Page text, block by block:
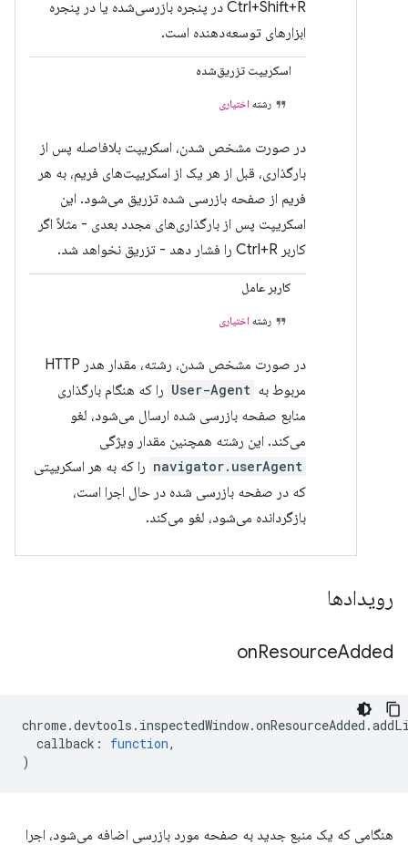
Ctrl+Shift+R در پنجره بازرسی‌شده یا در پنجره
ابزارهای توسعه‌دهنده است.
اسکریپت تزریق‌شده
رشته اختیاری
در صورت مشخص شدن، اسکریپت بلافاصله پس از
بارگذاری، قبل از هر یک از اسکریپت‌های فریم، به هر
فریم از صفحه بازرسی شده تزریق می‌شود. این
اسکریپت پس از بارگذاری‌های مجدد بعدی - مثلاً اگر
کاربر Ctrl+R را فشار دهد - تزریق نخواهد شد.
کاربر عامل
رشته اختیاری
در صورت مشخص شدن، رشته، مقدار هدر HTTP
مربوط به User-Agent را که هنگام بارگذاری
منابع صفحه بازرسی شده ارسال می‌شود، لغو
می‌کند. این رشته همچنین مقدار ویژگی
navigator.userAgent را که به هر اسکریپتی
که در صفحه بازرسی شده در حال اجرا است،
بازگردانده می‌شود، لغو می‌کند.
رویدادها
onResourceAdded
chrome.devtools . inspectedWindow.onResourceAdded .
callback : function,
)
هنگامی که یک منبع جدید به صفحه مورد بازرسی اضافه می‌شود، اجرا